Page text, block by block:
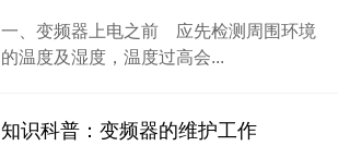
一、变频器上电之前 应先检测周围环境
的温度及湿度，温度过高会...
知识科普：变频器的维护工作